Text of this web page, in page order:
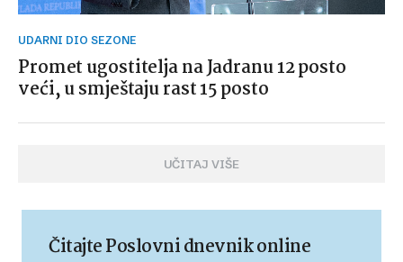
UDARNI DIO SEZONE
Promet ugostitelja na Jadranu 12 posto
veći, u smještaju rast 15 posto
UČITAJ VIŠE
Čitajte Poslovni dnevnik online